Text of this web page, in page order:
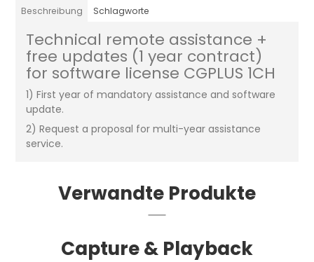
Beschreibung Schlagworte
Technical remote assistance +
free updates (1 year contract)
for software license CGPLUS 1CH
1) First year of mandatory assistance and software
update.
2) Request a proposal for multi-year assistance
service.
Verwandte Produkte
Capture & Playback